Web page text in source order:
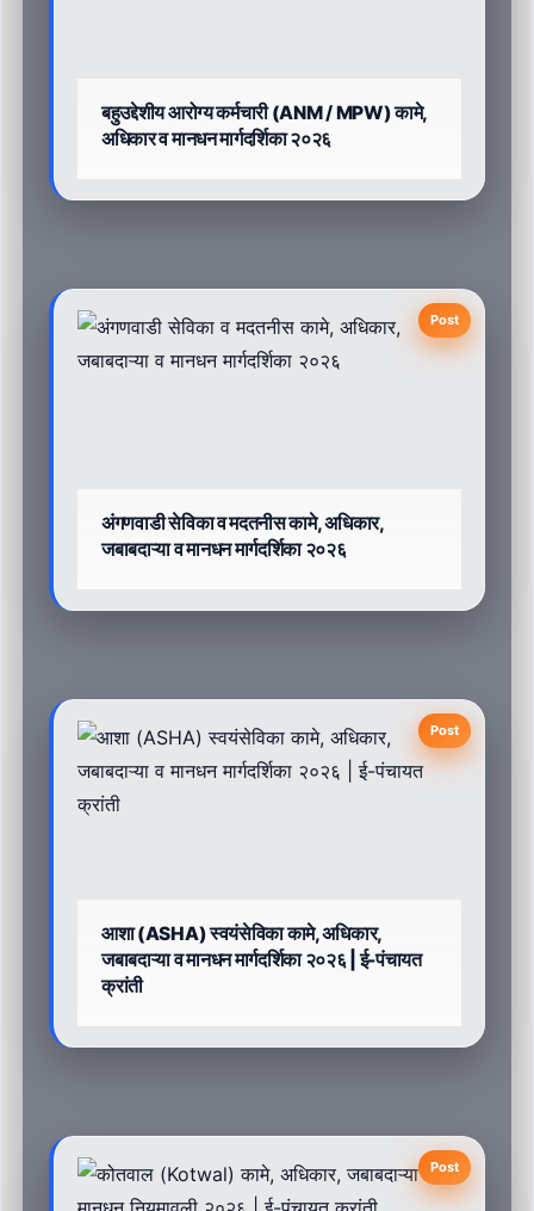
बहुउद्देशीय आरोग्य कर्मचारी (ANM / MPW) कामे,
अधिकार व मानधन मार्गदर्शिका २०२६
Post
अंगणवाडी सेविका व मदतनीस कामे, अधिकार,
जबाबदाऱ्या व मानधन मार्गदर्शिका २०२६
Post
आशा (ASHA) स्वयंसेविका कामे, अधिकार,
जबाबदाऱ्या व मानधन मार्गदर्शिका २०२६ | ई-पंचायत
क्रांती
Post